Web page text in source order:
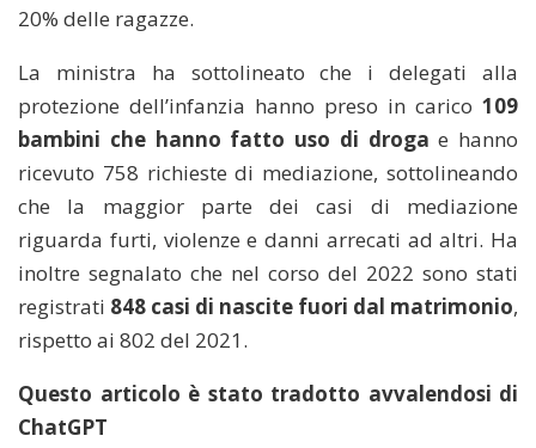
20% delle ragazze.
La ministra ha sottolineato che i delegati alla
protezione dell’infanzia hanno preso in carico 109
bambini che hanno fatto uso di droga e hanno
ricevuto 758 richieste di mediazione, sottolineando
che la maggior parte dei casi di mediazione
riguarda furti, violenze e danni arrecati ad altri. Ha
inoltre segnalato che nel corso del 2022 sono stati
registrati 848 casi di nascite fuori dal matrimonio,
rispetto ai 802 del 2021.
Questo articolo è stato tradotto avvalendosi di
ChatGPT